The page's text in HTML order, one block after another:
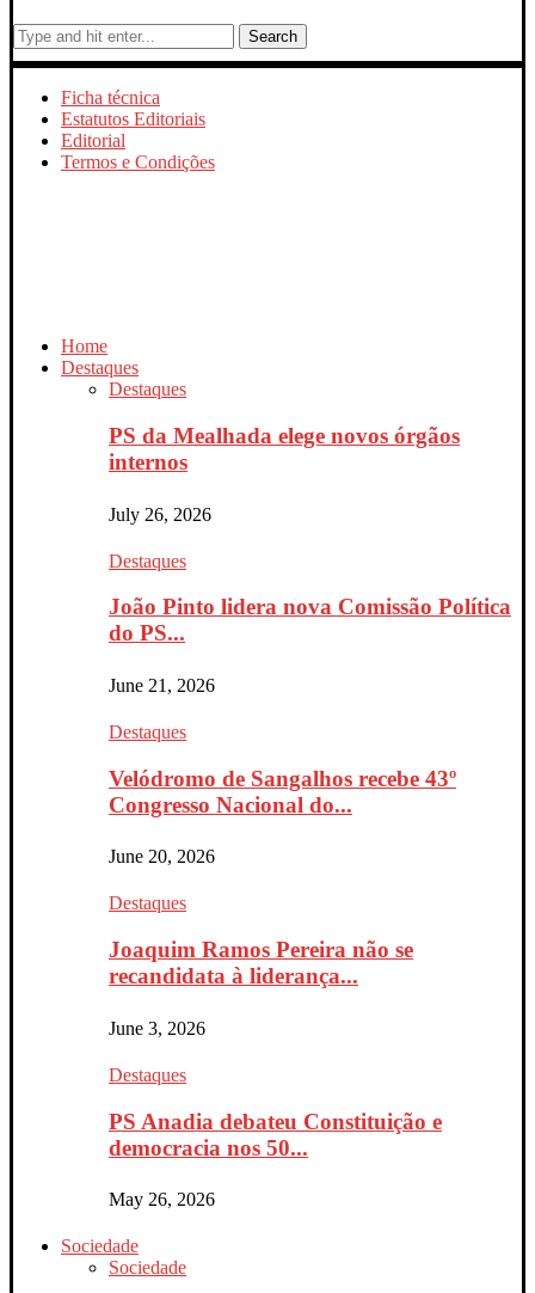
Search
Ficha técnica
Estatutos Editoriais
Editorial
Termos e Condições
Home
Destaques
Destaques
PS da Mealhada elege novos órgãos
internos
July 26, 2026
Destaques
João Pinto lidera nova Comissão Política
do PS...
June 21, 2026
Destaques
Velódromo de Sangalhos recebe 43º
Congresso Nacional do...
June 20, 2026
Destaques
Joaquim Ramos Pereira não se
recandidata à liderança...
June 3, 2026
Destaques
PS Anadia debateu Constituição e
democracia nos 50...
May 26, 2026
Sociedade
Sociedade